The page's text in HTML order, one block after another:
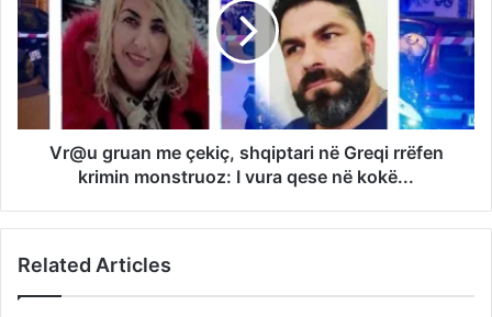
Vr@u gruan me çekiç, shqiptari në Greqi rrëfen
krimin monstruoz: I vura qese në kokë...
Related Articles